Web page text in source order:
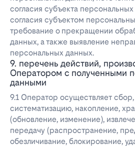
согласия субъекта
согласия субъектом
требование о прекращении
данных, а также выявление
персональных данных.
9. перечень действий,
Оператором с полученными
данными
9.1 Оператор осуществляет сбор,
систематизацию, накопление,
(обновление, изменение),
передачу (распространение,
обезличивание, блокирование,